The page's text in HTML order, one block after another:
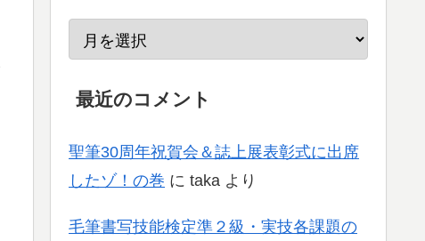
最近のコメント
聖筆30周年祝賀会＆誌上展表彰式に出席
したゾ！の巻 に taka より
毛筆書写技能検定準２級・実技各課題の